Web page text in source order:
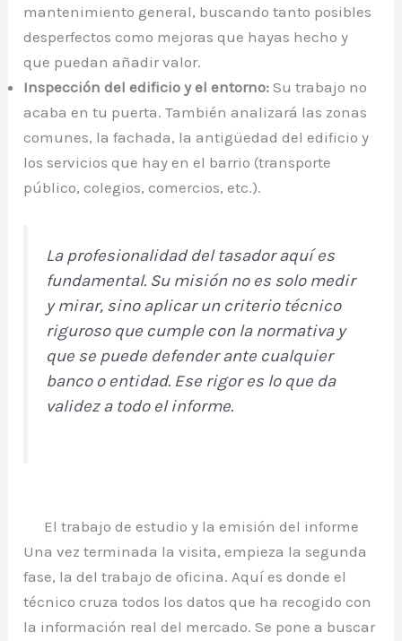
mantenimiento general, buscando tanto posibles
desperfectos como mejoras que hayas hecho y
que puedan añadir valor.
Inspección del edificio y el entorno: Su trabajo no
acaba en tu puerta. También analizará las zonas
comunes, la fachada, la antigüedad del edificio y
los servicios que hay en el barrio (transporte
público, colegios, comercios, etc.).
La profesionalidad del tasador aquí es
fundamental. Su misión no es solo medir
y mirar, sino aplicar un criterio técnico
riguroso que cumple con la normativa y
que se puede defender ante cualquier
banco o entidad. Ese rigor es lo que da
validez a todo el informe.
El trabajo de estudio y la emisión del informe
Una vez terminada la visita, empieza la segunda
fase, la del trabajo de oficina. Aquí es donde el
técnico cruza todos los datos que ha recogido con
la información real del mercado. Se pone a buscar